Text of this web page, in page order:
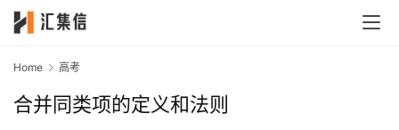
Home 高考
合并同类项的定义和法则